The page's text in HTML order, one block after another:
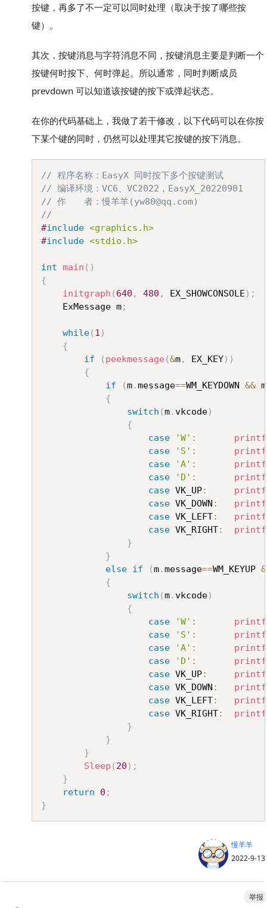
按键，再多了不一定可以同时处理（取决于按了哪些按
键）。
其次，按键消息与字符消息不同，按键消息主要是判断一个
按键何时按下、何时弹起。所以通常，同时判断成员
prevdown 可以知道该按键的按下或弹起状态。
在你的代码基础上，我做了若干修改，以下代码可以在你按
下某个键的同时，仍然可以处理其它按键的按下消息。
// 程序名称：EasyX 同时按下多个按键测试
// 编译环境：VC6、VC2022，EasyX_20220901
// 作　　者：慢羊羊(yw80@qq.com)
//
#include <graphics.h>
#include <stdio.h>
int main ( )
{
initgraph ( 640 , 480 , EX_SHOWCONSOLE ) ;
	ExMessage m
;
while( 1 )
{
if
( peekmessage(&m, EX_KEY) )
{
if
(m.message==WM_KEYDOWN && m
{
switch (m.vkcode)
{
case
'W' : printf
case
'S' : printf
case
'A' : printf
case
'D' : printf
case VK_UP: printf
case VK_DOWN : printf
case VK_LEFT: printf
case VK_RIGHT: printf
}
}
else if (m.message==WM_KEYUP
{
switch (m.vkcode)
{
case
'W' : printf
case
'S' : printf
case
'A' : printf
case
'D' : printf
case VK_UP: printf
case VK_DOWN : printf
case VK_LEFT: printf
case VK_RIGHT: printf
}
}
}
Sleep ( 20 ) ;
}
return
0 ;
}
慢羊羊
2022-9-13
举报